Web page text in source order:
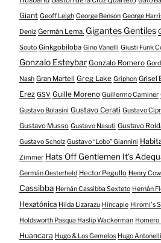
Giant Geoff Leigh George Benson George
Deniz Germán Lema. Gigantes Gentiles
Souto Ginkgobiloba Gino Vanelli Giusti Funk
Gonzalo Esteybar Gonzalo Romero
Nash Gran Martell Greg Lake Griphon Grisel
Erez GSV Guille Moreno Guillermo Caminer
Gustavo Bolasini Gustavo Cerati Gustavo
Gustavo Musso Gustavo Nasuti Gustavo
Gustavo Scholz Gustavo “Lobo” Giannini
Zimmer Hats Off Gentlemen It's
Germán Oesterheld Hector Pegullo Henry Cow
Cassibba Hernán Cassibba Sexteto Hernán
Hexatónica Hilda Lizarazu Hincapie Hiromi's
Holdsworth Pasqua Haslip Wackerman Homero
Huancara Hugo & Los Gemelos Hugo Antonelli